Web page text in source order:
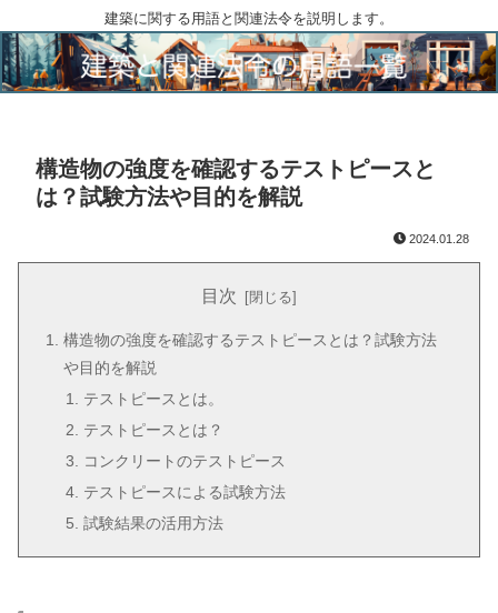
建築に関する用語と関連法令を説明します。
構造物の強度を確認するテストピースと
は？試験方法や目的を解説
2024.01.28
目次
構造物の強度を確認するテストピースとは？試験方法
や目的を解説
テストピースとは。
テストピースとは？
コンクリートのテストピース
テストピースによる試験方法
試験結果の活用方法